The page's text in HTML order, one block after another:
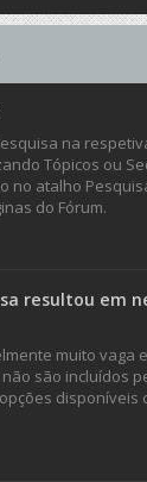
na
Tópicos ou
no atalho
do Fórum.
resultou em
muito vaga
são incluídos
disponíveis